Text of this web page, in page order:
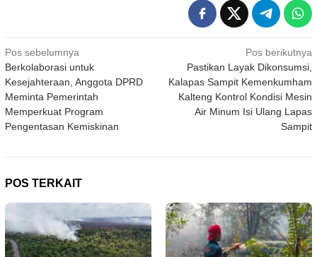
Navigasi
pos
Pos sebelumnya
Berkolaborasi untuk
Kesejahteraan, Anggota DPRD
Meminta Pemerintah
Memperkuat Program
Pengentasan Kemiskinan
Pos berikutnya
Pastikan Layak Dikonsumsi,
Kalapas Sampit Kemenkumham
Kalteng Kontrol Kondisi Mesin
Air Minum Isi Ulang Lapas
Sampit
POS TERKAIT